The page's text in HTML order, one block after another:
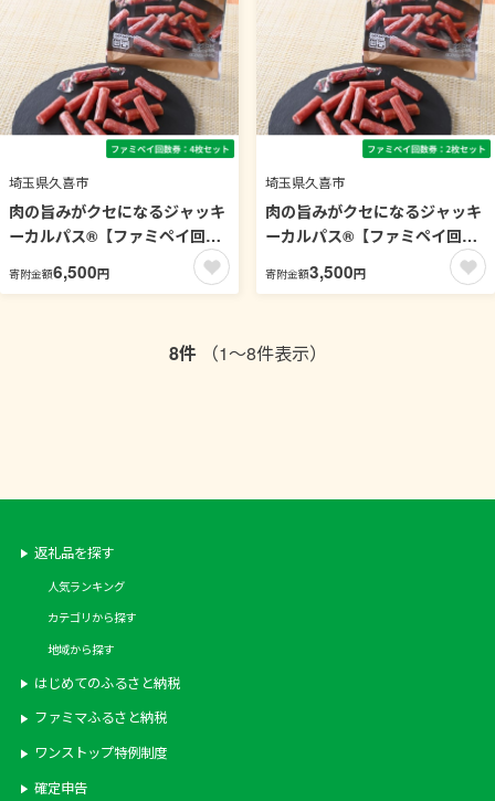
埼玉県久喜市
肉の旨みがクセになるジャッキ
ーカルパス®【ファミペイ回数
寄附金額6,500円
埼玉県久喜市
肉の旨みがクセになるジャッキ
ーカルパス®【ファミペイ回数
寄附金額3,500円
8件 （1～8件表示）
返礼品を探す
人気ランキング
カテゴリから探す
地域から探す
はじめてのふるさと納税
ファミマふるさと納税
ワンストップ特例制度
確定申告